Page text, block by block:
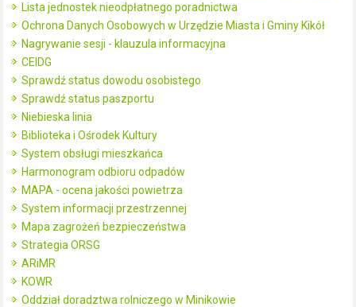
Lista jednostek nieodpłatnego poradnictwa
Ochrona Danych Osobowych w Urzędzie Miasta i Gminy Kikół
Nagrywanie sesji - klauzula informacyjna
CEIDG
Sprawdź status dowodu osobistego
Sprawdź status paszportu
Niebieska linia
Biblioteka i Ośrodek Kultury
System obsługi mieszkańca
Harmonogram odbioru odpadów
MAPA - ocena jakości powietrza
System informacji przestrzennej
Mapa zagrożeń bezpieczeństwa
Strategia ORSG
ARiMR
KOWR
Oddział doradztwa rolniczego w Minikowie